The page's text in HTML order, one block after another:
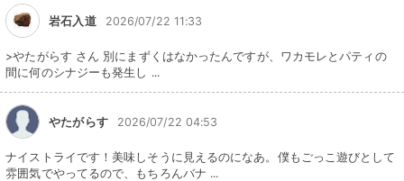
岩石入道 2026/07/22 11:33
>やたがらす さん 別にまずくはなかったんですが、ワカモレとパティの
間に何のシナジーも発生し ...
やたがらす 2026/07/22 04:53
ナイストライです！美味しそうに見えるのになあ。僕もごっこ遊びとして
雰囲気でやってるので、もちろんバナ ...